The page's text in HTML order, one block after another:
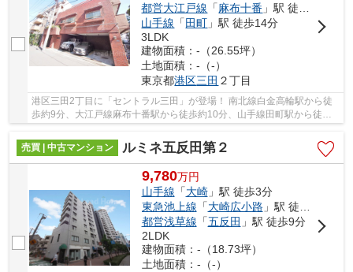
都営大江戸線 「麻布十番 」駅 徒歩10分
山手線 「田町 」駅 徒歩14分
3LDK
建物面積：-（26.55坪）
土地面積：-（-）
東京都港区三田 ２丁目
港区三田2丁目に「セントラル三田」が登場！ 南北線白金高輪駅から徒
歩約9分、大江戸線麻布十番駅から徒歩約10分、山手線田町駅から徒歩
約13分。 4路線3駅利用可能な大変便利な立地に...
売買 | 中古マンション
ルミネ五反田第２
9,780万円
山手線 「大崎」駅 徒歩3分
東急池上線 「大崎広小路 」駅 徒歩4分
都営浅草線 「五反田 」駅 徒歩9分
2LDK
建物面積：-（18.73坪）
土地面積：-（-）